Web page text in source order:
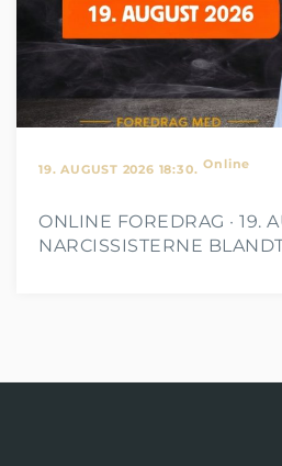
19. AUGUST 2026 18:30. Online
ONLINE FOREDRAG · 19.
NARCISSISTERNE